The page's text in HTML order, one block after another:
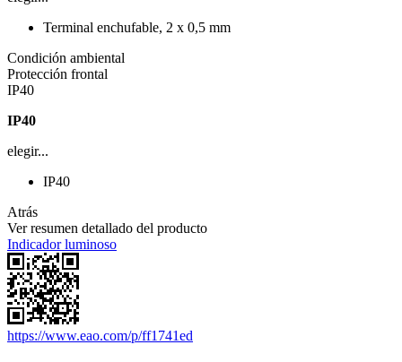
Terminal enchufable, 2 x 0,5 mm
Condición ambiental
Protección frontal
IP40
IP40
elegir...
IP40
Atrás
Ver resumen detallado del producto
Indicador luminoso
https://www.eao.com/p/ff1741ed